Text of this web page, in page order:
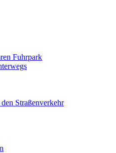
Fuhrpark
Straßenverkehr